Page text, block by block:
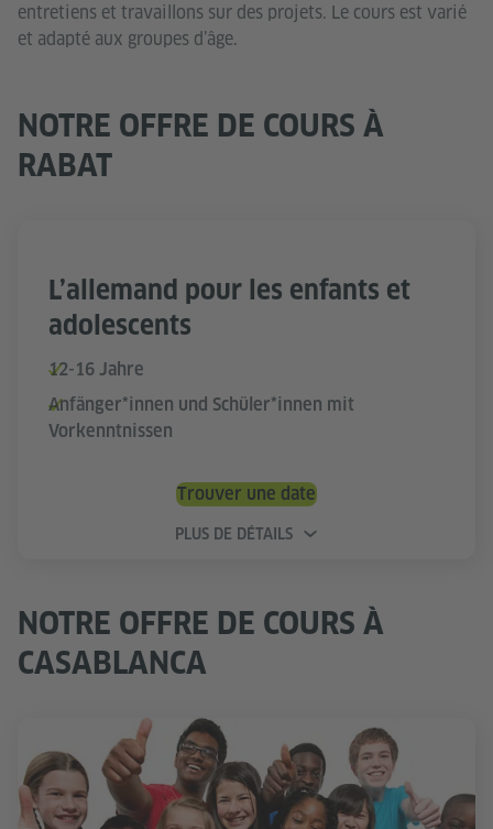
entretiens et travaillons sur des projets. Le cours est varié
et adapté aux groupes d’âge.
NOTRE OFFRE DE COURS À
RABAT
L’allemand pour les enfants et
adolescents
12-16 Jahre
Anfänger*innen und Schüler*innen mit
Vorkenntnissen
Trouver une date
PLUS DE DÉTAILS
NOTRE OFFRE DE COURS À
CASABLANCA